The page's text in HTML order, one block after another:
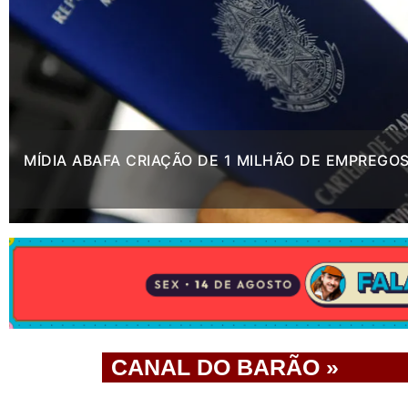
MÍDIA ABAFA CRIAÇÃO DE 1 MILHÃO DE EMPREGOS
.
CANAL DO BARÃO »